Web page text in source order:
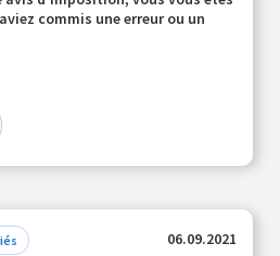
commis une erreur ou un
06.09.2021